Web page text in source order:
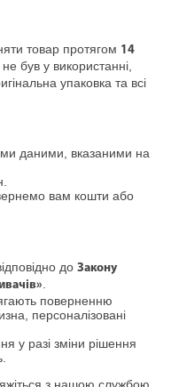
товар протягом 14
був у використанні,
упаковка та всі
даними, вказаними на
вам кошти або
до Закону
.
поверненню
персоналізовані
у разі зміни рішення